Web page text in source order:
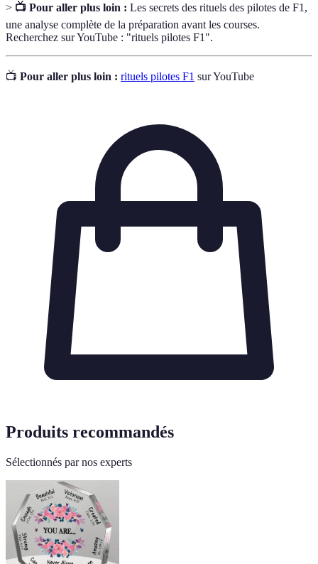
> 📺 Pour aller plus loin : Les secrets des rituels des pilotes de F1,
une analyse complète de la préparation avant les courses.
Recherchez sur YouTube : "rituels pilotes F1".
📺 Pour aller plus loin : rituels pilotes F1 sur YouTube
Produits recommandés
Sélectionnés par nos experts